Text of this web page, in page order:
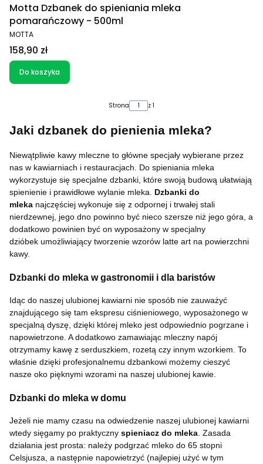
Motta Dzbanek do spieniania mleka
pomarańczowy - 500ml
PRODUCENT
MOTTA
Cena
158,90 zł
Do koszyka
Strona z 1
Jaki dzbanek do pienienia mleka?
Niewątpliwie kawy mleczne to główne specjały wybierane przez
nas w kawiarniach i restauracjach. Do spieniania mleka
wykorzystuje się specjalne dzbanki, które swoją budową ułatwiają
spienienie i prawidłowe wylanie mleka. Dzbanki do
mleka najczęściej wykonuje się z odpornej i trwałej stali
nierdzewnej, jego dno powinno być nieco szersze niż jego góra, a
dodatkowo powinien być on wyposażony w specjalny
dzióbek umożliwiający tworzenie wzorów latte art na powierzchni
kawy.
Dzbanki do mleka w gastronomii i dla baristów
Idąc do naszej ulubionej kawiarni nie sposób nie zauważyć
znajdującego się tam ekspresu ciśnieniowego, wyposażonego w
specjalną dyszę, dzięki której mleko jest odpowiednio pogrzane i
napowietrzone. A dodatkowo zamawiając mleczny napój
otrzymamy kawę z serduszkiem, rozetą czy innym wzorkiem. To
właśnie dzięki profesjonalnemu dzbankowi możemy cieszyć
nasze oko pięknymi wzorami na naszej ulubionej kawie.
Dzbanki do mleka w domu
Jeżeli nie mamy czasu na odwiedzenie naszej ulubionej kawiarni
wtedy sięgamy po praktyczny spieniacz do mleka . Zasada
działania jest prosta: należy podgrzać mleko do 65 stopni
Celsjusza, a następnie napowietrzyć (najlepiej użyć w tym